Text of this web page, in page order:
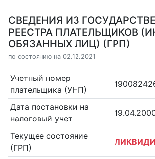
СВЕДЕНИЯ ИЗ
РЕЕСТРА ПЛАТЕЛЬЩИКОВ
ОБЯЗАННЫХ ЛИЦ) (ГРП)
по состоянию на 02.12.2021
Учетный номер
плательщика (УНП)
Дата постановки на
налоговый учет
19.04.2000
Текущее состояние
(ГРП)